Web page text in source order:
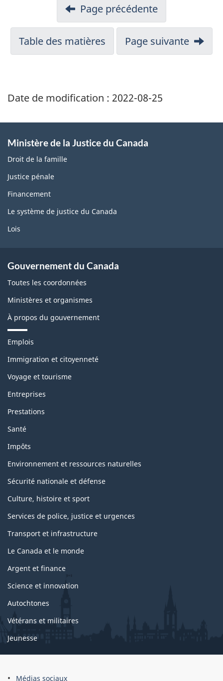
Page précédente
Table des matières Page suivante
Date de modification : 2022-08-25
Ministère de la Justice du Canada
Droit de la famille
Justice pénale
Financement
Le système de justice du Canada
Lois
Gouvernement du Canada
Toutes les coordonnées
Ministères et organismes
À propos du gouvernement
T
è
e
e
t
s
u
e
s
Emplois
Immigration et citoyenneté
Voyage et tourisme
Entreprises
Prestations
Santé
Impôts
Environnement et ressources naturelles
Sécurité nationale et défense
Culture, histoire et sport
Services de police, justice et urgences
Transport et infrastructure
Le Canada et le monde
Argent et finance
Science et innovation
Autochtones
Vétérans et militaires
Jeunesse
Médias sociaux